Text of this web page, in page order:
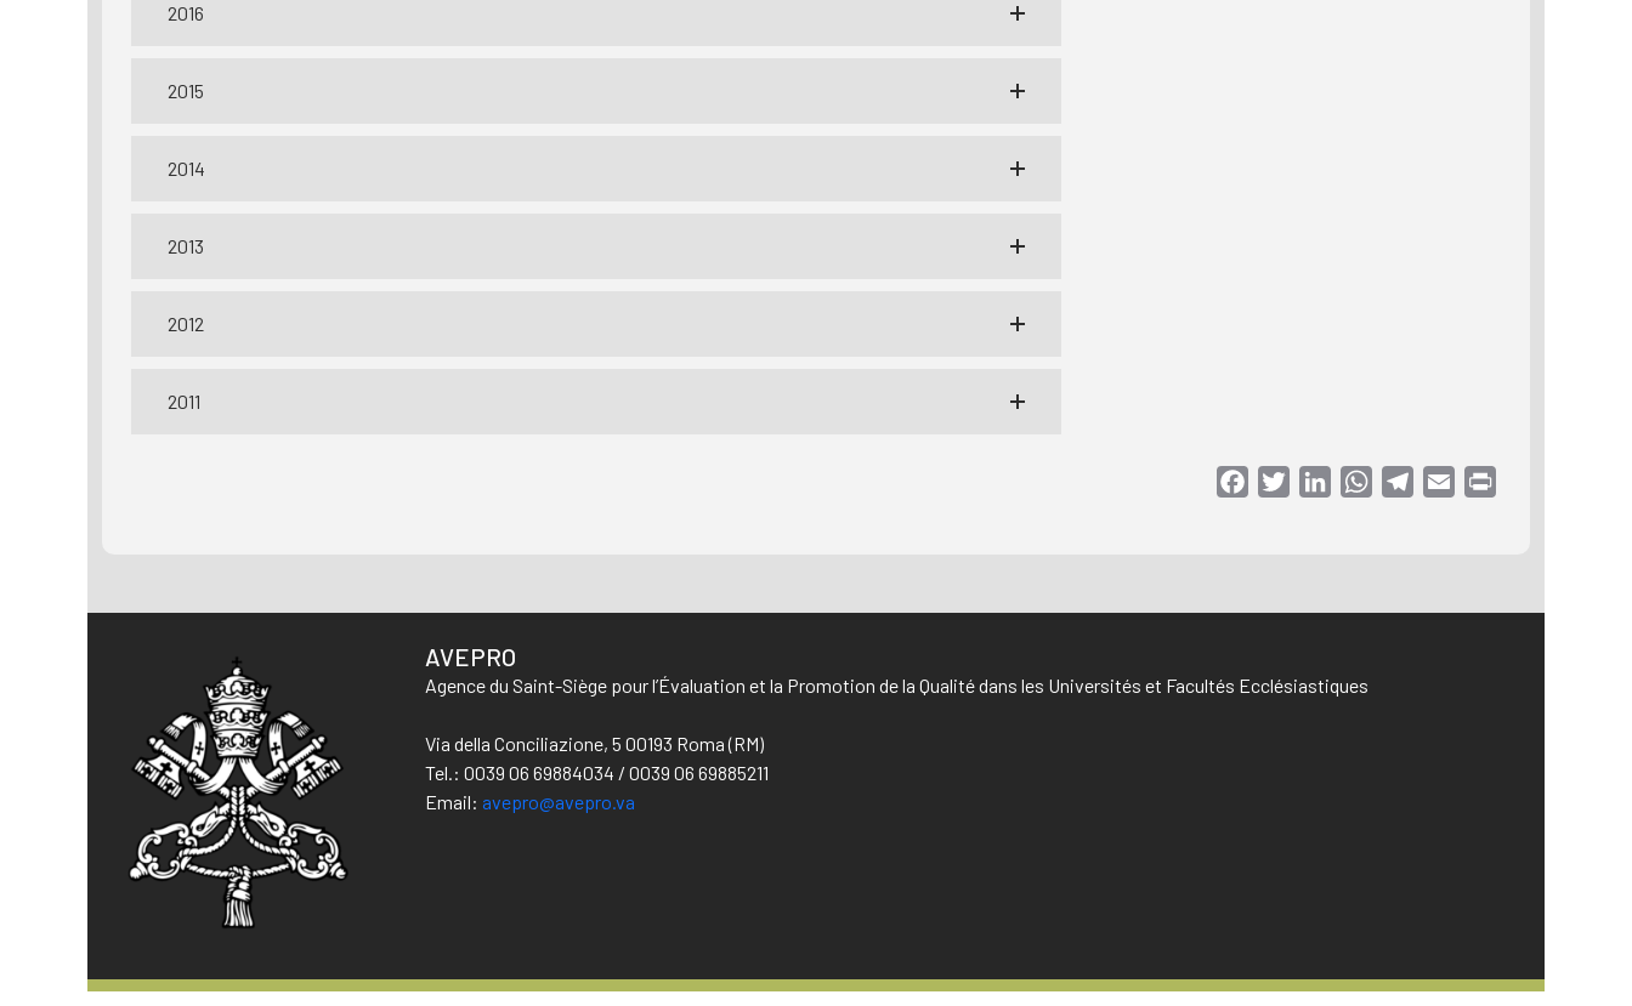
2016
2015
2014
2013
2012
2011
FacebookTwitterLinkedInWhatsAppTelegram
Email
AVEPRO
Agence du Saint-Siège pour l’Évaluation et la Promotion de la Qualité dans les Universités et Facultés Ecclésiastiques
Via della Conciliazione, 5 00193 Roma (RM)
Tel.: 0039 06 69884034 / 0039 06 69885211
Email: avepro@avepro.va